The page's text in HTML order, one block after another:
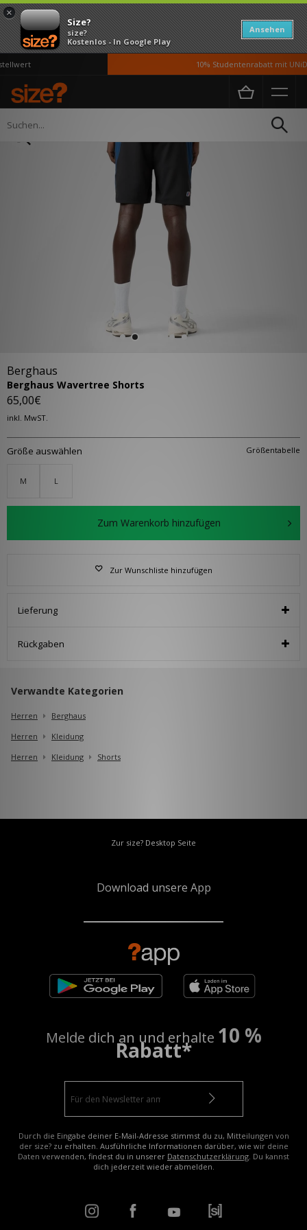
×
Size?
size?
Kostenlos - In Google Play
Ansehen
10% Studentenrabatt mit
Home Herren
Berghaus
Berghaus Wavertree Shorts
65,00€
inkl. MwST.
Größentabelle
Größe auswählen
M L
Zum Warenkorb hinzufügen
Zur Wunschliste hinzufügen
Lieferung
Rückgaben
Verwandte Kategorien
Herren
Berghaus
Herren
Kleidung
Herren
Kleidung Shorts
Zur size? Desktop Seite
Download unsere App
Melde dich an und erhalte 10 %
Rabatt*
Durch die Eingabe deiner E-Mail-Adresse stimmst du zu, Mitteilungen von
der size? zu erhalten. Ausführliche Informationen darüber, wie wir deine
Daten verwenden, findest du in unserer Datenschutzerklärung. Du kannst
dich jederzeit wieder abmelden.